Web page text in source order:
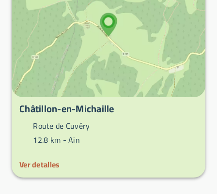
Châtillon-en-Michaille
Route de Cuvéry
12.8 km -Ain
Ver detalles